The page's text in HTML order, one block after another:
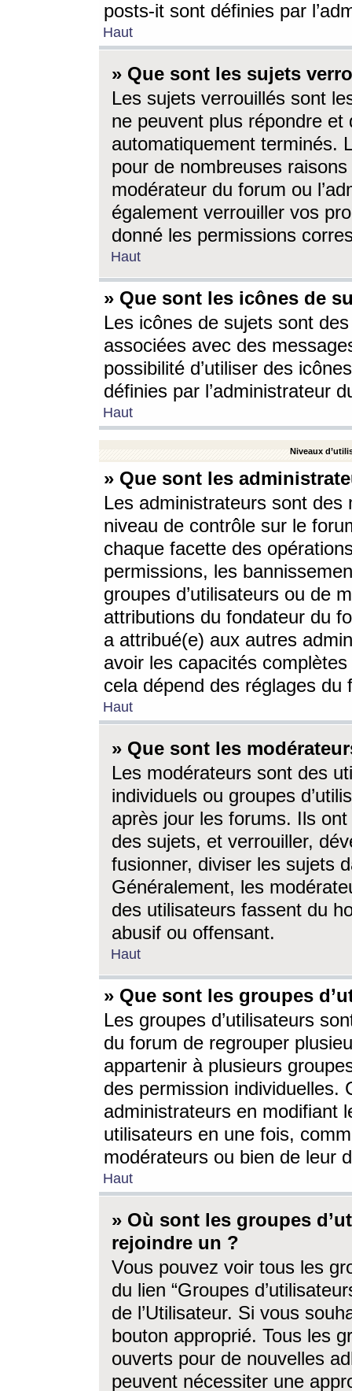
posts-it sont définies par
Haut
» Que sont les sujets
Les sujets verrouillés sont
ne peuvent plus répondre
automatiquement terminés.
pour de nombreuses
modérateur du forum ou
également verrouiller vos
donné les permissions
Haut
» Que sont les icônes de
Les icônes de sujets sont
associées avec des
possibilité d’utiliser des
définies par l’administrateur
Haut
Niveaux
» Que sont les
Les administrateurs sont
niveau de contrôle sur le
chaque facette des
permissions, les
groupes d’utilisateurs ou de
attributions du fondateur du
a attribué(e) aux autres
avoir les capacités
cela dépend des réglages du
Haut
» Que sont les
Les modérateurs sont des
individuels ou groupes
après jour les forums. Ils ont
des sujets, et verrouiller,
fusionner, diviser les sujets
Généralement, les
des utilisateurs fassent du
abusif ou offensant.
Haut
» Que sont les groupes
Les groupes d’utilisateurs
du forum de regrouper
appartenir à plusieurs
des permission individuelles.
administrateurs en modifiant
utilisateurs en une fois,
modérateurs ou bien de leur
Haut
» Où sont les groupes
rejoindre un ?
Vous pouvez voir tous les
du lien “Groupes
de l’Utilisateur. Si vous
bouton approprié. Tous les
ouverts pour de nouvelles
peuvent nécessiter une